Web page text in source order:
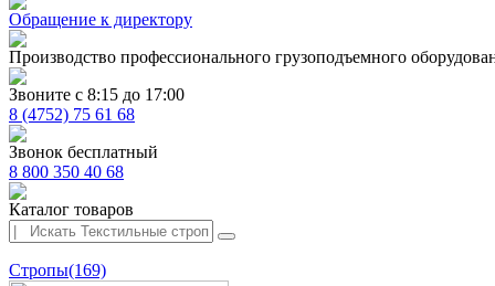
Обращение к директору
Производство профессионального грузоподъемного
Звоните с 8:15 до 17:00
8 (4752) 75 61 68
Звонок бесплатный
8 800 350 40 68
Каталог товаров
Стропы(169)